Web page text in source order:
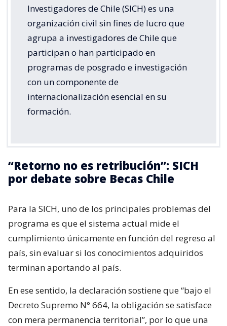
Investigadores de Chile (SICH) es una
organización civil sin fines de lucro que
agrupa a investigadores de Chile que
participan o han participado en
programas de posgrado e investigación
con un componente de
internacionalización esencial en su
formación.
“Retorno no es retribución”: SICH
por debate sobre Becas Chile
Para la SICH, uno de los principales problemas del
programa es que el sistema actual mide el
cumplimiento únicamente en función del regreso al
país, sin evaluar si los conocimientos adquiridos
terminan aportando al país.
En ese sentido, la declaración sostiene que “bajo el
Decreto Supremo N° 664, la obligación se satisface
con mera permanencia territorial”, por lo que una